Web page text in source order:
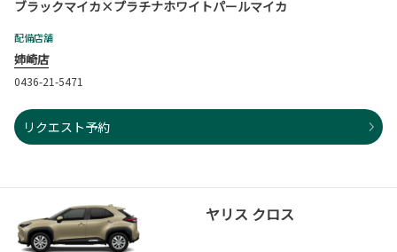
ブラックマイカ×プラチナホワイトパールマイカ
配備店舗
姉崎店
0436-21-5471
リクエスト予約
ヤリス クロス